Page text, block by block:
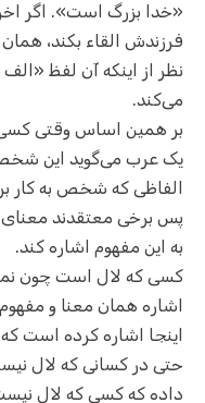
«خدا بزرگ است». اگر
فرزندش القاء بکند،
نظر از اینکه آن لفظ
می‌کند.
بر همین اساس وقتی
یک عرب می‌گوید این شخص
الفاظی که شخص به کار
پس برخی معتقدند معنای
به این مفهوم اشاره کند.
کسی که لال است چون
اشاره همان معنا و
اینجا اشاره کرده است
حتی در کسانی که لال
داده‌ که کسی که لال